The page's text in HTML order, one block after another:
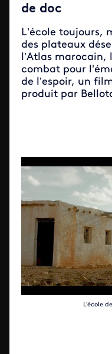
de doc
L’école
des plateaux
l’Atlas marocain,
combat pour
de l’espoir, un
produit par
L'école